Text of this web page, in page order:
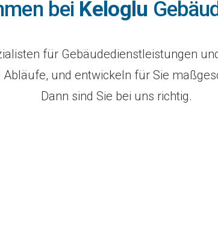
bei Keloglu
für Gebäudedienstleistungen
und entwickeln für Sie
Dann sind Sie bei uns richtig.